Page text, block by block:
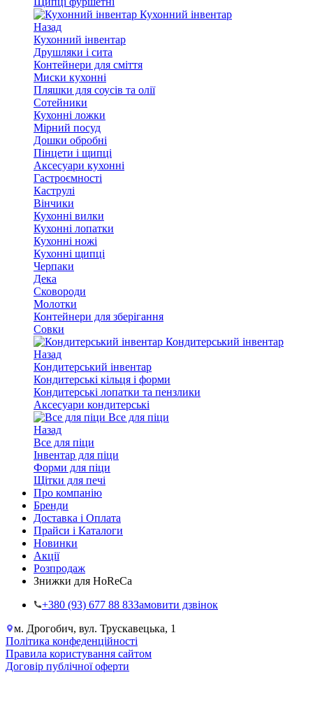
Кухонний інвентар
Назад
Кухонний інвентар
Друшляки і сита
Контейнери для сміття
Миски кухонні
Пляшки для соусів та олії
Сотейники
Кухонні ложки
Мірний посуд
Дошки обробні
Пінцети і щипці
Аксесуари кухонні
Гастроємності
Каструлі
Вінчики
Кухонні вилки
Кухонні лопатки
Кухонні ножі
Кухонні щипці
Черпаки
Дека
Сковороди
Молотки
Контейнери для зберігання
Совки
Кондитерський інвентар
Назад
Кондитерський інвентар
Кондитерські кільця і форми
Кондитерські лопатки та пензлики
Аксесуари кондитерські
Все для піци
Назад
Все для піци
Інвентар для піци
Форми для піци
Щітки для печі
Про компанію
Бренди
Доставка і Оплата
Прайси і Каталоги
Новинки
Акції
Розпродаж
Знижки для HoReCa
+38‎0 (93) 677 88 83Замовити дзвінок
м. Дрогобич, вул. Трускавецька, 1
Політика конфеденційності
Правила користування сайтом
Договір публічної оферти